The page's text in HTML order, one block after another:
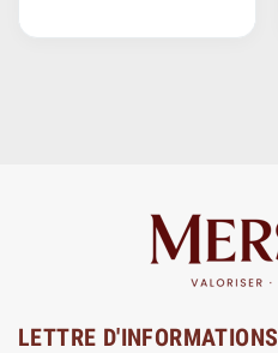
LETTRE D'INFORMATIONS